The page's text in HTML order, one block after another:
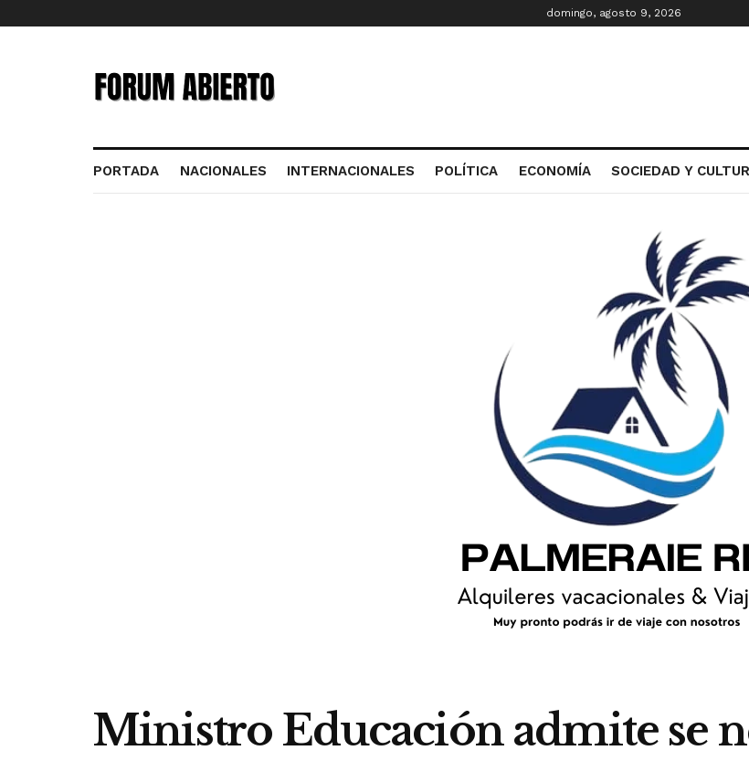
domingo, agosto 9, 2026
PORTADA NACIONALES INTERNACIONALES POLÍTICA ECONOMÍA SOCIEDAD Y
Ministro Educación admite se